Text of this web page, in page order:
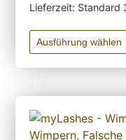
Lieferzeit: Standard
Ausführung wählen